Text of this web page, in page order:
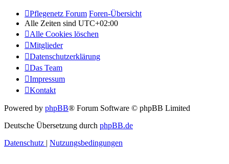
Pflegenetz Forum Foren-Übersicht
Alle Zeiten sind UTC+02:00
Alle Cookies löschen
Mitglieder
Datenschutzerklärung
Das Team
Impressum
Kontakt
Powered by phpBB® Forum Software © phpBB Limited
Deutsche Übersetzung durch phpBB.de
Datenschutz | Nutzungsbedingungen